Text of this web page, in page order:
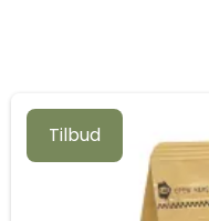
Tilbud